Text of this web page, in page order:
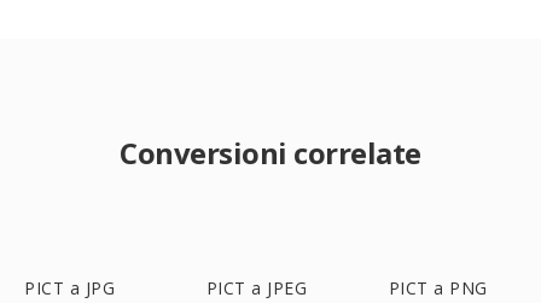
Conversioni correlate
PICT a JPG PICT a JPEG PICT a PNG